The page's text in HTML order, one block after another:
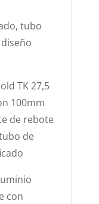
tubo
TK 27,5
100mm
de rebote
de
con